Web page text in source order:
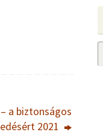
a biztonságos
2021